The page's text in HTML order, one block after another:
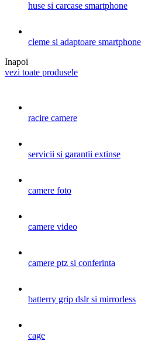
huse si carcase smartphone
cleme si adaptoare smartphone
Inapoi
vezi toate produsele
racire camere
servicii si garantii extinse
camere foto
camere video
camere ptz si conferinta
batterry grip dslr si mirrorless
cage